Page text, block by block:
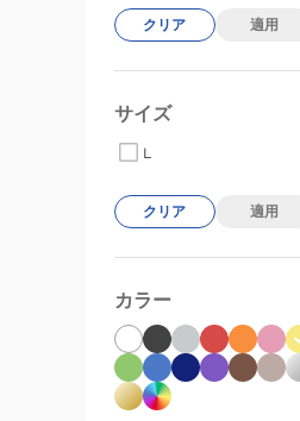
クリア 適用
サイズ
L
クリア 適用
カラー